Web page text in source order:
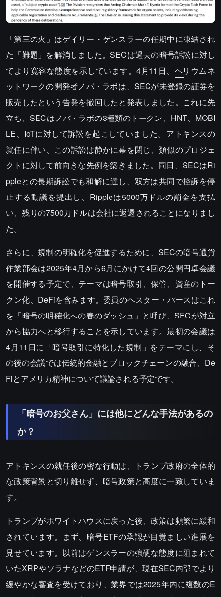
「第三の火」はゲイリー・ゲンスラーの任期中に凍結され
た「難題」を解消しました。SECは過去の暗号訴訟に対し
てより寛容な態度を示しています。4月11日、 ヘリウムネ
ットワークの開発者ノバ・ラボは、SECが未登録の証券を
販売したという告発を撤回したと発表しました。これに先
立ち、SECはノバ・ラボの3種類のトークン、HNT、MOBI
LE、IoTに対して訴訟を起こしていました。アトキンスの
就任に伴い、この訴訟は静かに幕を閉じ、類似のプロジェ
クトに対して前向きな先例を築きました。同日、SECはRi
ppleとの長期訴訟でも和解に達し、双方は共同で控訴を停
止する動議を提出し、Rippleは5000万ドルの罰金を支払
い、残りの7500万ドルは会社に返還されることになりまし
た。
さらに、規制の明確化を促進するために、SECの暗号通貨
作業部会は2025年4月から6月にかけて4回の公開円卓会議
を開催する予定で、テーマは暗号取引、保管、資産のトー
クン化、DeFiを含みます。委員のヘスター・パースはこれ
を「暗号の明確化への春のダッシュ」と呼び、SECが対立
から協力へと移行することを示しています。最初の会議は
4月11日に「暗号取引に特化した規制」をテーマにし、そ
の後の会議では伝統的金融とブロックチェーンの融合、De
Fiとアメリカ精神について議論される予定です。
「暗号のお父さん」には他にどんな手法があるの
か？
アトキンスの就任後の密な行動は、トランプ政府の全体的
な政策背景と切り離せず、暗号政策と高度に一致していま
す。
トランプがホワイトハウスに戻った後、政策は頻繁に緩和
されています。まず、暗号ETFの承認が目覚ましい進展を
見せています。以前はゲンスラーの強硬な態度に阻まれて
いたXRPやソラナなどのETF申請が、現在SEC内部でより
緩やかな審査を受けており、業界では2025年内に複数のE